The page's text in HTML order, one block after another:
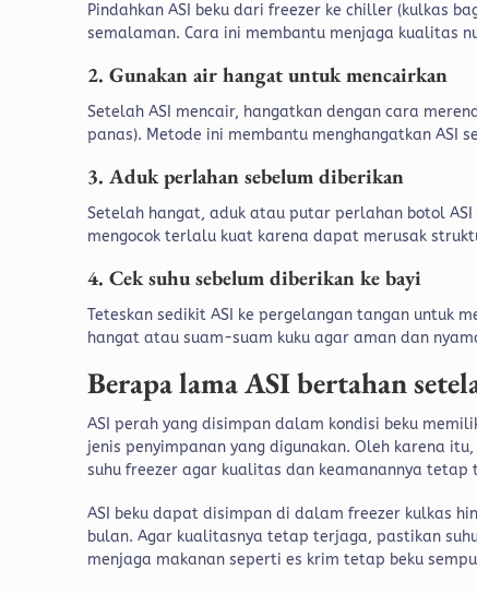
Pindahkan ASI beku dari freezer ke chiller (kulkas
semalaman. Cara ini membantu menjaga kualitas
2. Gunakan air hangat untuk mencairkan
Setelah ASI mencair, hangatkan dengan cara
panas). Metode ini membantu menghangatkan ASI
3. Aduk perlahan sebelum diberikan
Setelah hangat, aduk atau putar perlahan botol
mengocok terlalu kuat karena dapat merusak
4. Cek suhu sebelum diberikan ke bayi
Teteskan sedikit ASI ke pergelangan tangan untuk
hangat atau suam-suam kuku agar aman dan
Berapa lama ASI bertahan
ASI perah yang disimpan dalam kondisi beku
jenis penyimpanan yang digunakan. Oleh karena
suhu freezer agar kualitas dan keamanannya tetap
ASI beku dapat disimpan di dalam freezer kulkas
bulan. Agar kualitasnya tetap terjaga, pastikan
menjaga makanan seperti es krim tetap beku